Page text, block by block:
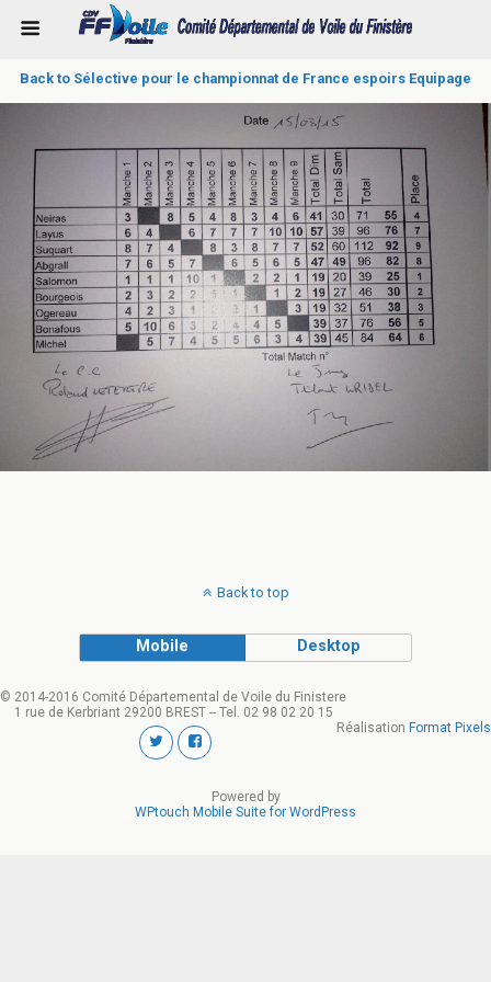
Back to Sélective pour le championnat de France espoirs Equipage
Back to top
Mobile Desktop
© 2014-2016 Comité Départemental de Voile du Finistere
1 rue de Kerbriant 29200 BREST -- Tel. 02 98 02 20 15
Réalisation Format Pixels
Powered by
WPtouch Mobile Suite for WordPress